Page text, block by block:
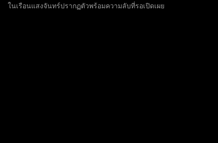
ในเรือนแสงจันทร์ปรากฏตัวพร้อมความลับที่รอเปิดเผย